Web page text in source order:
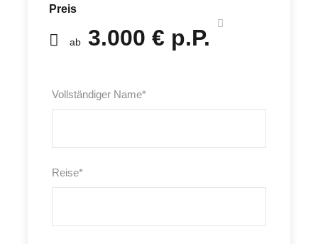
Preis
ab 3.000 € p.P.
Vollständiger Name*
Reise*